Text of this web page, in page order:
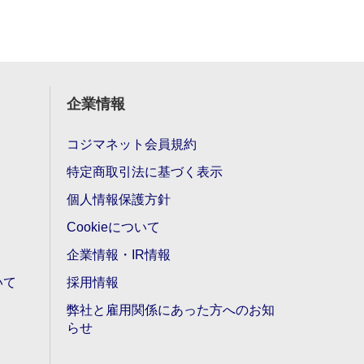
企業情報
コジマネット会員規約
特定商取引法に基づく表示
個人情報保護方針
Cookieについて
企業情報・IR情報
採用情報
弊社と雇用関係にあった方へのお知
らせ